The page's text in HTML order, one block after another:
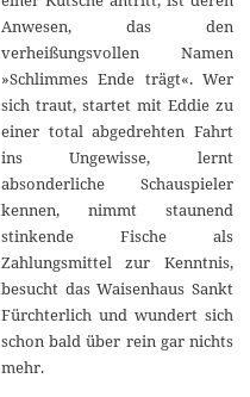
Anwesen, das den
verheißungsvollen Namen
»Schlimmes Ende trägt«. Wer
sich traut, startet mit Eddie zu
einer total abgedrehten Fahrt
ins Ungewisse, lernt
absonderliche Schauspieler
kennen, nimmt staunend
stinkende Fische als
Zahlungsmittel zur Kenntnis,
besucht das Waisenhaus Sankt
Fürchterlich und wundert sich
schon bald über rein gar nichts
mehr.